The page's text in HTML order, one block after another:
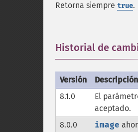
Retorna siempre true.
Historial de
Versión
Descripción
8.1.0
El
aceptado.
8.0.0
image